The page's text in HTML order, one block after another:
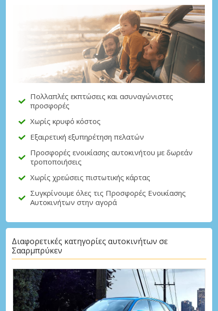
Σύνδεση με eLink
Πολλαπλές εκπτώσεις και ασυναγώνιστες
προσφορές
Χωρίς κρυφό κόστος
Εξαιρετική εξυπηρέτηση πελατών
Προσφορές ενοικίασης αυτοκινήτου με δωρεάν
τροποποιήσεις
Χωρίς χρεώσεις πιστωτικής κάρτας
Συγκρίνουμε όλες τις Προσφορές Ενοικίασης
Αυτοκινήτων στην αγορά
Διαφορετικές κατηγορίες αυτοκινήτων σε
Σααρμπρύκεν